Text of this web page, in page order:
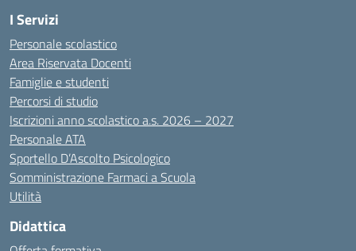
I Servizi
Personale scolastico
Area Riservata Docenti
Famiglie e studenti
Percorsi di studio
Iscrizioni anno scolastico a.s. 2026 – 2027
Personale ATA
Sportello D’Ascolto Psicologico
Somministrazione Farmaci a Scuola
Utilità
Didattica